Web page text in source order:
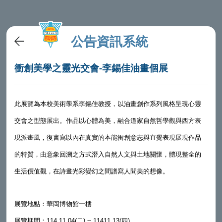
公告資訊系統
衝創美學之靈光交會-李錫佳油畫個展
此展覽為本校美術學系李錫佳教授，以油畫創作系列風格呈現心靈
交會之型態展出。作品以心體為美，融合道家自然哲學觀與西方表
現派畫風，復書寫以內在真實的本能衝創意志與直覺表現展現作品
的特質，由意象回溯之方式潛入自然人文與土地關懷，體現整全的
生活價值觀，在詩畫光彩變幻之間譜寫人間美的想像。
展覽地點：華岡博物館一樓